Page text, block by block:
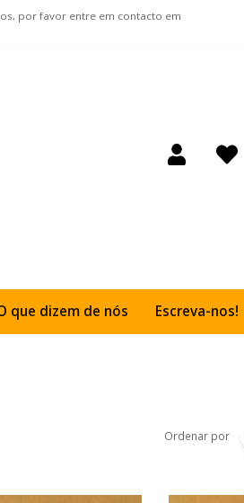
por favor entre em contacto em
que dizem de nós Escreva-nos!
Ordenar por